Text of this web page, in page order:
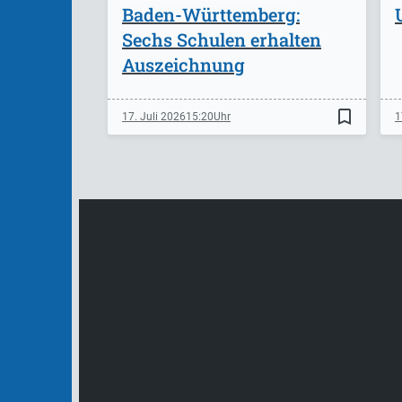
Baden-Württemberg:
Sechs Schulen erhalten
Auszeichnung
17. Juli 202615:20 bookmark_border